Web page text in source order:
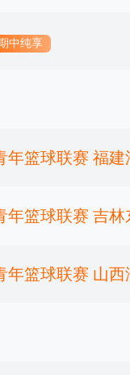
中纯享
年篮球联赛 福建
年篮球联赛 吉林
年篮球联赛 山西